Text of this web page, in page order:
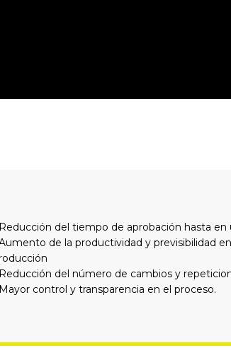
del tiempo de aprobación hasta en
de la productividad y previsibilidad
del número de cambios y
control y transparencia en el proceso.